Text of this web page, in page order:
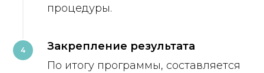
процедуры.
4
Закрепление результата
По итогу программы, составляется